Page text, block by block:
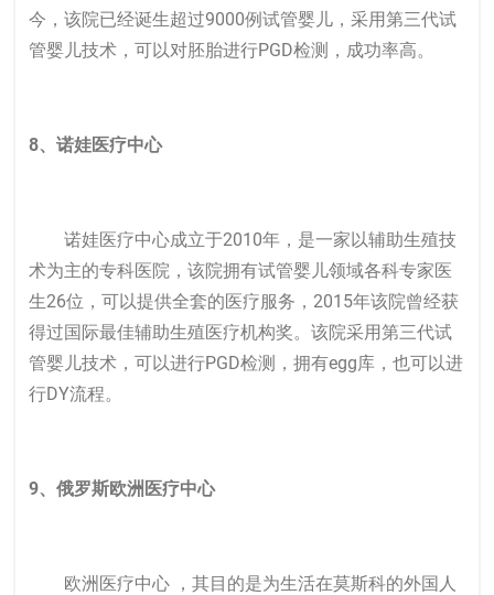
今，该院已经诞生超过9000例试管婴儿，采用第三代试
管婴儿技术，可以对胚胎进行PGD检测，成功率高。
8、诺娃医疗中心
诺娃医疗中心成立于2010年，是一家以辅助生殖技
术为主的专科医院，该院拥有试管婴儿领域各科专家医
生26位，可以提供全套的医疗服务，2015年该院曾经获
得过国际最佳辅助生殖医疗机构奖。该院采用第三代试
管婴儿技术，可以进行PGD检测，拥有egg库，也可以进
行DY流程。
9、俄罗斯欧洲医疗中心
欧洲医疗中心 ，其目的是为生活在莫斯科的外国人